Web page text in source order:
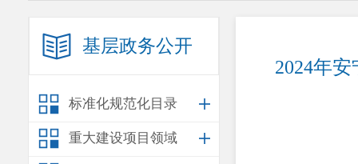
基层政务公开
标准化规范化目录
重大建设项目领域
2024年